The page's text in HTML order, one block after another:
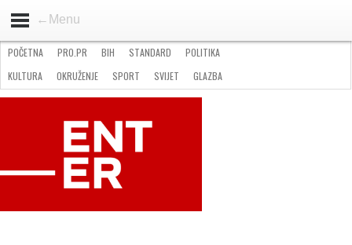
←Menu
STANDARD
GOSPODARSTVO
OKRUŽENJE
POČETNA PRO.PR BIH STANDARD
POLITIKA
KULTURA
OKRUŽENJE SPORT SVIJET
GLAZBA
NATJEČAJI
FILMING LOCATION IN BH KONTAKT